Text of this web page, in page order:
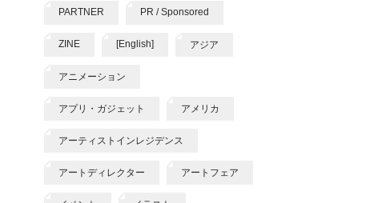
PARTNER PR / Sponsored
ZINE [English] アジア
アニメーション
アプリ・ガジェット アメリカ
アーティストインレジデンス
アートディレクター アートフェア